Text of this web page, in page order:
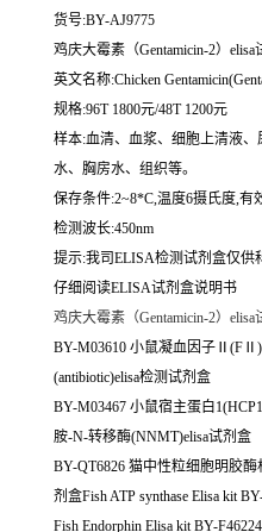
货号:BY-AJ9775
鸡庆大霉素（Gentamicin-2）elisa
英文名称:Chicken
规格:96T 1800元/48T 1200元
样本:血清、血浆、细胞上清液
水、胸房水、组织等。
保存条件:2~8*C,温度6摄氏度,有
检测波长:450nm
提示:我司ELISA检测试剂盒仅
仔细阅读ELISA试剂盒说明书
鸡庆大霉素（Gentamicin-2）elisa
BY-M03610 小鼠凝血因子
(antibiotic)elisa检测试剂盒
BY-M03467 小鼠宿主蛋白
胺-N-转移酶(NNMT)elisa试剂盒
BY-QT6826 猫中性粒细胞明胶
剂盒Fish ATP synthase Elisa kit
Fish Endorphin Elisa kit BY-